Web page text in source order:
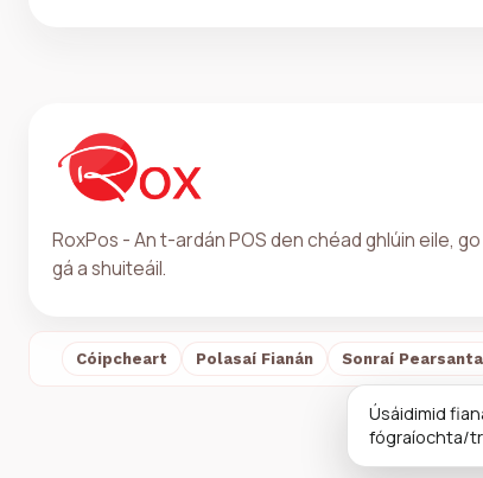
RoxPos - An t-ardán POS den chéad ghlúin eile,
gá a shuiteáil.
Cóipcheart Polasaí Fianán Sonraí Pearsanta
Úsáidimid
fógraíochta/